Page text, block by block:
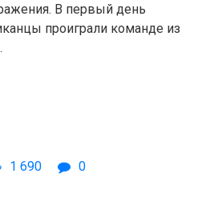
В первый день
проиграли команде из
1 690 0